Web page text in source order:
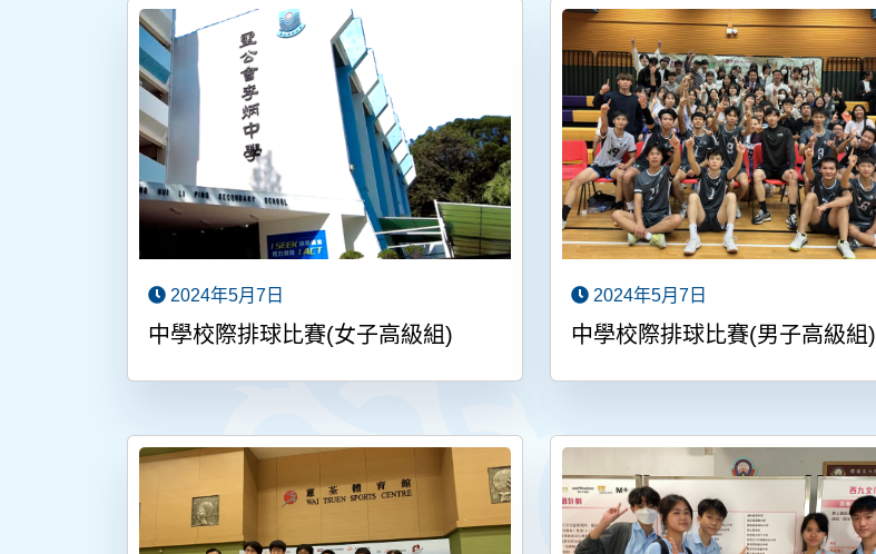
2024年5月7日
中學校際排球比賽(女子高級組)
2024年5月7日
中學校際排球比賽(男子高級組)